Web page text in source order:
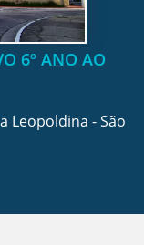
6º ANO AO
Leopoldina - São